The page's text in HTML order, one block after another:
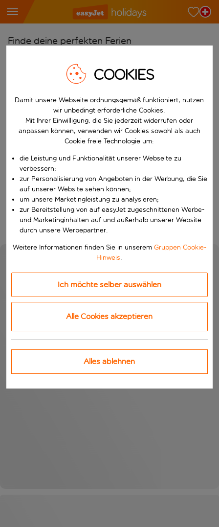
Finde deine perfekten Ferien
Wähle deine Flughäfen
Beginne mit der Eingabe für die automatische
Reiseziele finden
Nach
W&auml;hle ein Ab- und R&uuml;ckflugdatum aus.
Wähle deine Reisedaten
Wann
Suchen
COOKIES
Damit unsere Webseite ordnungsgemäß funktioniert, nutzen
wir unbedingt erforderliche Cookies.
Mit Ihrer Einwilligung, die Sie jederzeit widerrufen oder
anpassen können, verwenden wir Cookies sowohl als auch
Cookie freie Technologie um:
die Leistung und Funktionalität unserer Webseite zu
verbessern;
zur Personalisierung von Angeboten in der Werbung, die Sie
auf unserer Website sehen können;
um unsere Marketingleistung zu analysieren;
zur Bereitstellung von auf easyJet zugeschnittenen Werbe-
und Marketinginhalten auf und außerhalb unserer Website
durch unsere Werbepartner.
Weitere Informationen finden Sie in unserem Gruppen Cookie-
Hinweis.
Ich möchte selber auswählen
Alle Cookies akzeptieren
Alles ablehnen